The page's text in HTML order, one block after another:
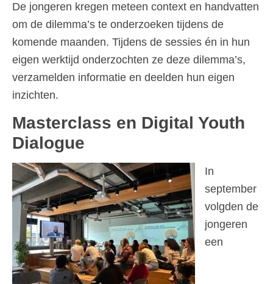
De jongeren kregen meteen context en handvatten
om de dilemma’s te onderzoeken tijdens de
komende maanden. Tijdens de sessies én in hun
eigen werktijd onderzochten ze deze dilemma’s,
verzamelden informatie en deelden hun eigen
inzichten.
Masterclass en Digital Youth
Dialogue
In
september
volgden de
jongeren
een